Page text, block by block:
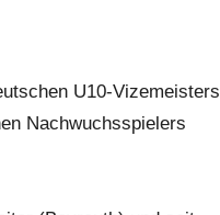
U10-Vizemeisters
Nachwuchsspielers